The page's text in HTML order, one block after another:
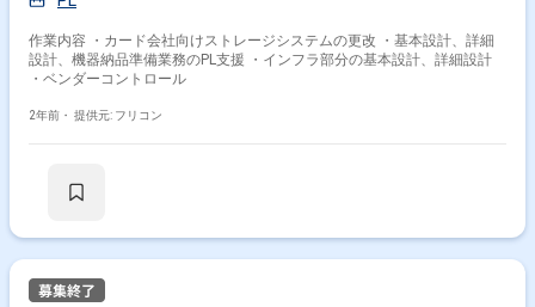
作業内容 ・カード会社向けストレージシステムの更改 ・基本設計、詳細
設計、機器納品準備業務のPL支援 ・インフラ部分の基本設計、詳細設計
・ベンダーコントロール
2年前・ 提供元: フリコン